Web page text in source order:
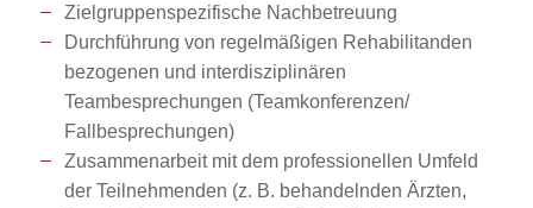
Zielgruppenspezifische Nachbetreuung
Durchführung von regelmäßigen Rehabilitanden
bezogenen und interdisziplinären
Teambesprechungen (Teamkonferenzen/
Fallbesprechungen)
Zusammenarbeit mit dem professionellen Umfeld
der Teilnehmenden (z. B. behandelnden Ärzten,